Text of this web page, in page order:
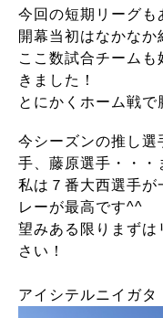
今回の短期リーグも
開幕当初はなかな
ここ数試合チーム
きました！
とにかくホーム戦で
今シーズンの推し選
手、藤原選手・・・
私は７番大西選手
レーが最高です^^
望みある限りまずは
さい！
アイシテルニイガタ